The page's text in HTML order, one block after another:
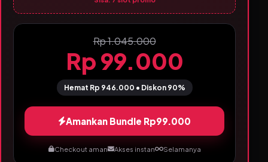
Rp 1.045.000
Rp 99.000
Hemat Rp 946.000 • Diskon 90%
Amankan Bundle Rp99.000
Checkout aman Akses instan Selamanya